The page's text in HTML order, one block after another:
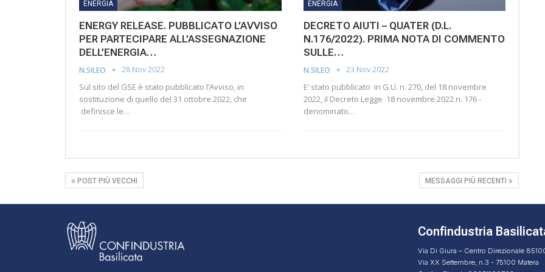
ENERGIA
ENERGY RELEASE. PUBBLICATO L’AVVISO
PER PARTECIPARE ALL’ASSEGNAZIONE
DELL’ENERGIA…
N.SILEO 28 Nov 2022
Sul sito del GSE è stato pubblicato l’Avviso, in
sostituzione di quello del 31 ottobre 2022, che
definisce le…
ENERGIA
DECRETO AIUTI – QUATER (D.L.
N.176/2022). PRIMA NOTA DI COMMENTO
SULLE…
N.SILEO 23 Nov 2022
E’ stato pubblicato in G.U. n. 270, del 18 novembre
2022, il Decreto Legge 18 novembre 2022 n. 176 -
denominato…
POST PIÙ VECCHI MESSAGGI PIÙ RECENTI
Confindustria
Via Di Giura – Centro Direzionale
Via XX Settembre, n.3 - 75100 Matera